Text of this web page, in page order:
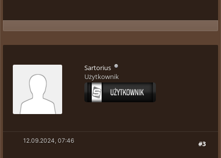
Sartorius
Użytkownik
#3
12.09.2024, 07:46